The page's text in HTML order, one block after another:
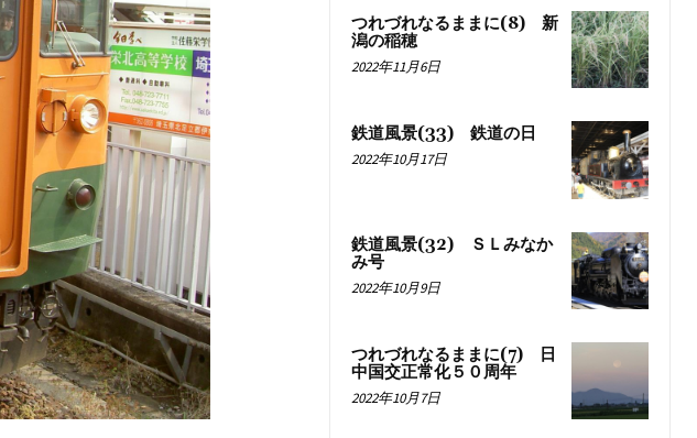
つれづれなるままに(8) 新
潟の稲穂
2022年11月6日
鉄道風景(33) 鉄道の日
2022年10月17日
鉄道風景(32) ＳＬみなか
み号
2022年10月9日
つれづれなるままに(7) 日
中国交正常化５０周年
2022年10月7日